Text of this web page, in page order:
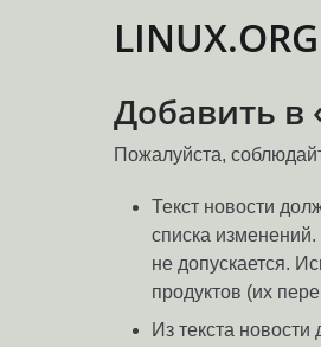
Добавить в
Пожалуйста,
Текст новости
списка
не допускается.
продуктов (их
Из текста